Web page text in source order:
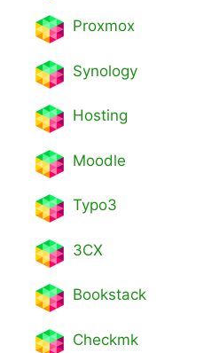
Proxmox
Synology
Hosting
Moodle
Typo3
3CX
Bookstack
Checkmk